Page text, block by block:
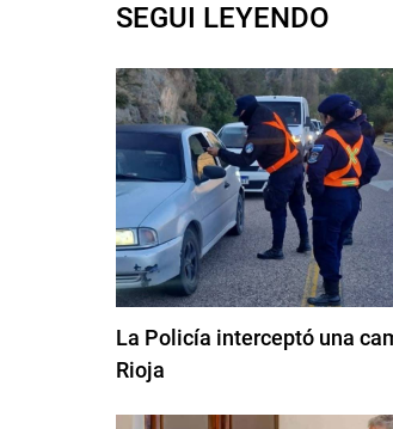
SEGUI LEYENDO
La Policía interceptó una
Rioja